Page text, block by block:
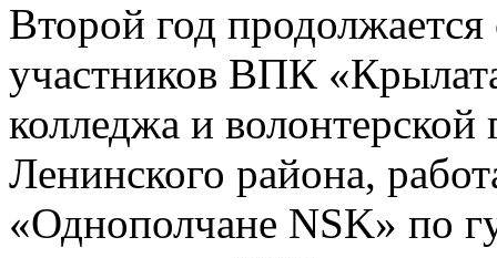
Второй год продолжается
участников ВПК
колледжа и
Ленинского района,
«Однополчане NSK» по